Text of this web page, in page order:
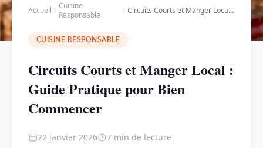
Accueil
Cuisine
Responsable
Circuits Courts et Manger Local : Guide Pratique …
CUISINE RESPONSABLE
Circuits Courts et Manger Local :
Guide Pratique pour Bien
Commencer
22 janvier 2026 7 min de lecture